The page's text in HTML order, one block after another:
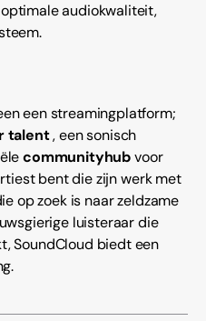
audiokwaliteit,
een streamingplatform;
talent, een sonisch
communityhubvoor
bent die zijn werk met
op zoek is naar zeldzame
luisteraar die
SoundCloud biedt een